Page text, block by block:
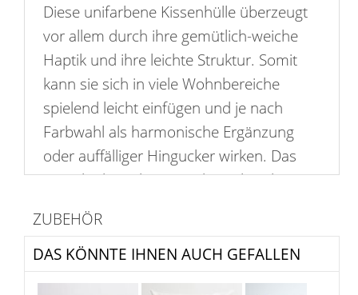
Diese unifarbene Kissenhülle überzeugt
vor allem durch ihre gemütlich-weiche
Haptik und ihre leichte Struktur. Somit
kann sie sich in viele Wohnbereiche
spielend leicht einfügen und je nach
Farbwahl als harmonische Ergänzung
oder auffälliger Hingucker wirken. Das
Gewebe besteht aus Polyacryl und
Sie dazu eine passende Kissenfüllung,
finden Sie diese ebenfalls im Shop.
DAS KÖNNTE IHNEN AUCH GEFALLEN
ZUBEHÖR